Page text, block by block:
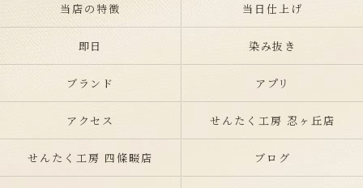
当店の特徴 当日仕上げ
即日 染み抜き
ブランド アプリ
アクセス せんたく工房 忍ヶ丘店
せんたく工房 四條畷店 ブログ